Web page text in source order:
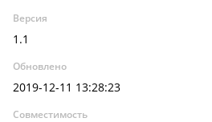
Версия
1.1
Обновлено
2019-12-11 13:28:23
Совместимость